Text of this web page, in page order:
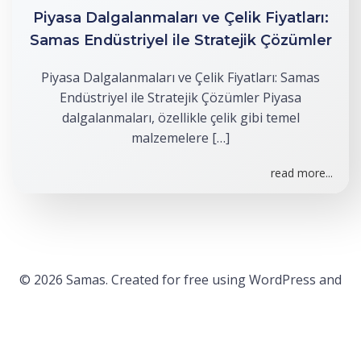
Piyasa Dalgalanmaları ve Çelik Fiyatları:
Samas Endüstriyel ile Stratejik Çözümler
Piyasa Dalgalanmaları ve Çelik Fiyatları: Samas
Endüstriyel ile Stratejik Çözümler Piyasa
dalgalanmaları, özellikle çelik gibi temel
malzemelere […]
read more...
© 2026 Samas. Created for free using WordPress and